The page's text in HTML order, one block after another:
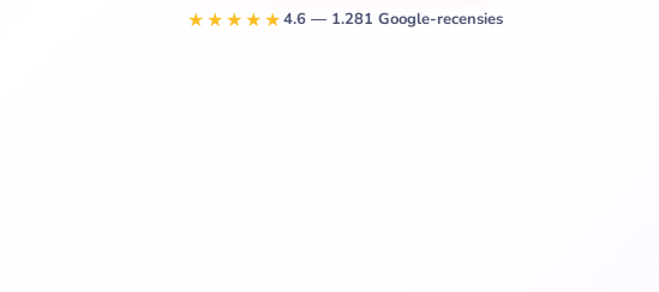
★★★★★4.6 — 1.281 Google-recensies